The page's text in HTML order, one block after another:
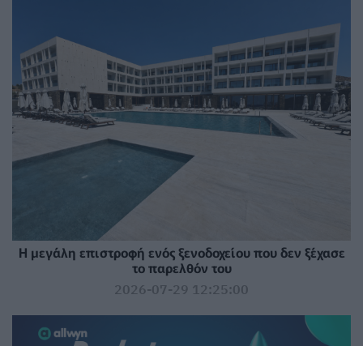
Η μεγάλη επιστροφή ενός ξενοδοχείου που δεν ξέχασε
το παρελθόν του
2026-07-29 12:25:00